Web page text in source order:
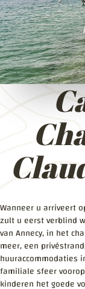
Wanneer u arriveert op
zult u eerst verblind
van Annecy, in het
meer, een
huuraccommodaties
familiale sfeer
kinderen het goede